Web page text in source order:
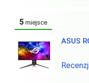
5 miejsce
ASUS